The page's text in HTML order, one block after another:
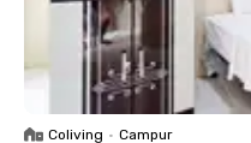
Coliving • Campur